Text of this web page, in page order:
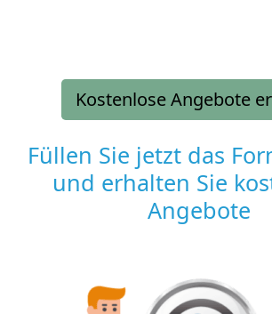
Kostenlose Angebote
Füllen Sie jetzt das
und erhalten Sie
Angebote